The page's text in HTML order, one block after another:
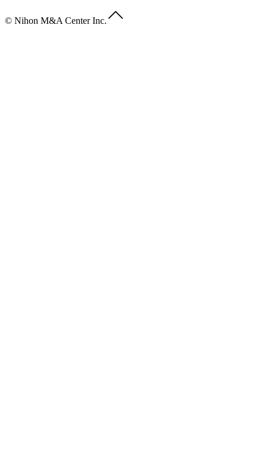
© Nihon M&A Center Inc.